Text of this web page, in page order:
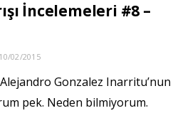
İncelemeleri #8 –
10/02/2015
Gonzalez Inarritu’nun
pek. Neden bilmiyorum.